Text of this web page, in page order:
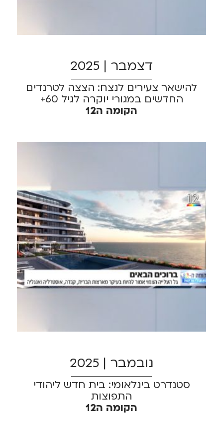
דצמבר | 2025
להישאר צעירים לנצח: הצצה לטרנדים
החדשים במגורי יוקרה לגיל 60+
הקומה ה12
נובמבר | 2025
סטנדרט בינלאומי: בית חדש ליהודי
התפוצות
הקומה ה12